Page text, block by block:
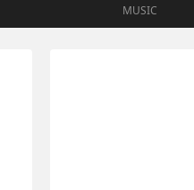
MUSIC